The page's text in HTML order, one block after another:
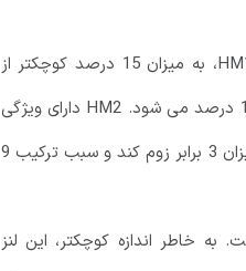
سومین لنز 108 مگاپیکسلی سامسونگ پس از HMX و HM1، به میزان 15 درصد کوچکتر از
نمونه های 0.8 میکرومتری پیشین است و باعث کاهش ارتفاع دستگاه ها به اندازه 10 درصد می شود. HM2 دارای ویژگی
های Super PD، تشخیص فاز سریع تر و فوکوس خودکار بهتر است و می تواند به میزان 3 برابر زوم کند و سبب ترکیب 9
به خاطر اندازه کوچکتر، این لنز